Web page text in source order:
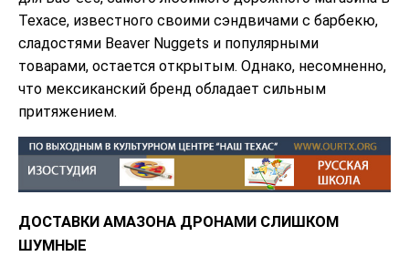
Техасе, известного своими сэндвичами с барбекю,
сладостями Beaver Nuggets и популярными
товарами, остается открытым. Однако, несомненно,
что мексиканский бренд обладает сильным
притяжением.
ДОСТАВКИ АМАЗОНА ДРОНАМИ СЛИШКОМ
ШУМНЫЕ